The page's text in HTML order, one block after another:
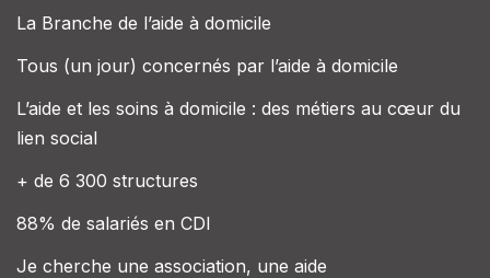
La Branche de l’aide à domicile
Tous (un jour) concernés par l’aide à domicile
L’aide et les soins à domicile : des métiers au cœur du
lien social
+ de 6 300 structures
88% de salariés en CDI
Je cherche une association, une aide